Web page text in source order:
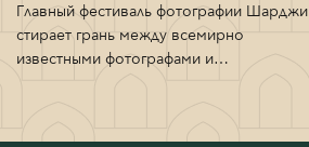
Главный фестиваль фотографии Шарджи
стирает грань между всемирно
известными фотографами и…